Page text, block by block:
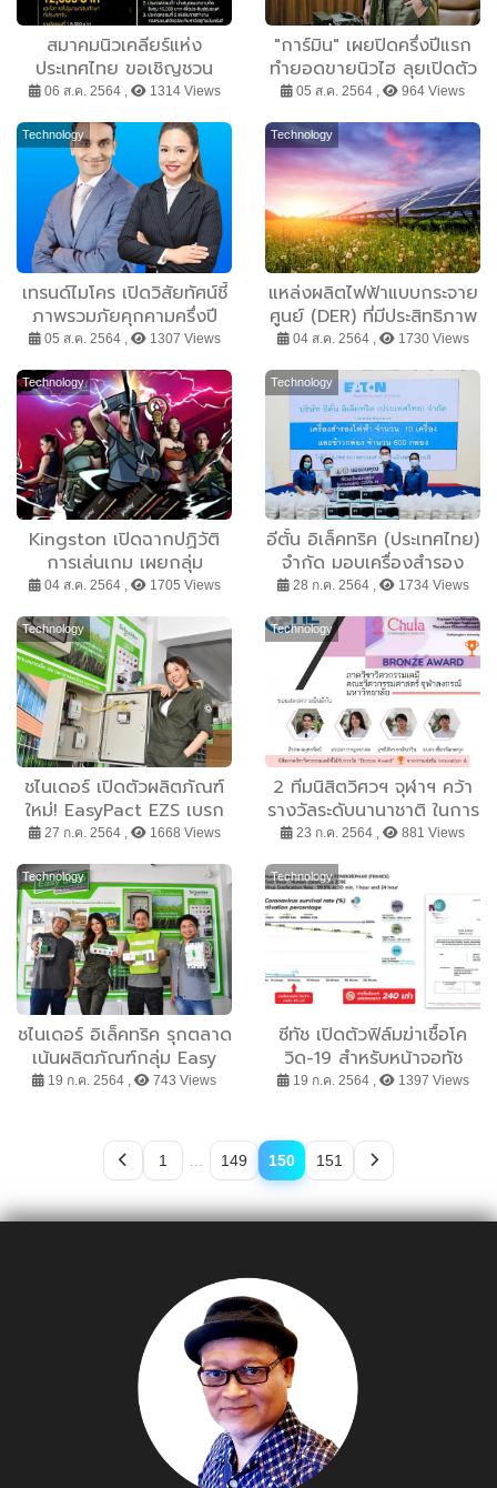
สมาคมนิวเคลียร์แห่ง
ประเทศไทย ขอเชิญชวน
เยาวชนเข้าร่วมโครงการ
ตะลุยอวกาศ”
06 ส.ค. 2564 , 1314 Views
"การ์มิน" เผยปิดครึ่งปีแรก
ทำยอดขายนิวไฮ ลุยเปิดตัว
"tactix Delta Solar
พีเอส พร้อมฟีเจอร์สุดล้ำ
ประเดิมตลาดครึ่งปีหลัง
05 ส.ค. 2564 , 964 Views
Technology
เทรนด์ไมโคร เปิดวิสัยทัศน์ชี้
ภาพรวมภัยคุกคามครึ่งปี
หลัง พร้อมเปิดตัว Vision
สร้างเกราะป้องกันภัย
คุกคามไซเบอร์เชิงรุก
05 ส.ค. 2564 , 1307 Views
Technology
แหล่งผลิตไฟฟ้าแบบกระจาย
ศูนย์ (DER) ที่มีประสิทธิภาพ
เริ่มต้นจากระบบการจัดการ
04 ส.ค. 2564 , 1730 Views
Technology
Kingston เปิดฉากปฏิวัติ
การเล่นเกม เผยกลุ่ม
ผลิตภัณฑ์ใหม่ของ
Kingston FURY
04 ส.ค. 2564 , 1705 Views
Technology
อีตั้น อิเล็คทริค (ประเทศไทย)
จำกัด มอบเครื่องสำรอง
ไฟฟ้าและอาหารกล่องให้กับ
บุคลากรทางการแพทย์ ณ
โรงพยาบาลธรรมศาสตร์
เฉลิมพระเกียรติ
28 ก.ค. 2564 , 1734 Views
Technology
ชไนเดอร์ เปิดตัวผลิตภัณฑ์
ใหม่! EasyPact EZS เบรก
เกอร์น้องใหม่ ง่ายจนใครๆ ก็
ยกนิ้วให้ ชูโรงง่ายๆ ด้วย
แบบ 3 โพล 3 เฟรม 3
ขนาด 3 ความง่าย
27 ก.ค. 2564 , 1668 Views
Technology
2 ทีมนิสิตวิศวฯ จุฬาฯ คว้า
รางวัลระดับนานาชาติ ในการ
แข่งขัน Innovation &
Invention Competition
23 ก.ค. 2564 , 881 Views
Technology
ชไนเดอร์ อิเล็คทริค รุกตลาด
เน้นผลิตภัณฑ์กลุ่ม Easy
Series ใช้งานง่าย ราคาเบา
นำร่อง ในคอนเซ็ปต์ ง่าย
ครบ จบที่เดียว
19 ก.ค. 2564 , 743 Views
Technology
ซีทัช เปิดตัวฟิล์มฆ่าเชื้อโค
วิด-19 สำหรับหน้าจอทัช
สกรีน พร้อมติดตั้งทั่ว
19 ก.ค. 2564 , 1397 Views
1 149 150 151